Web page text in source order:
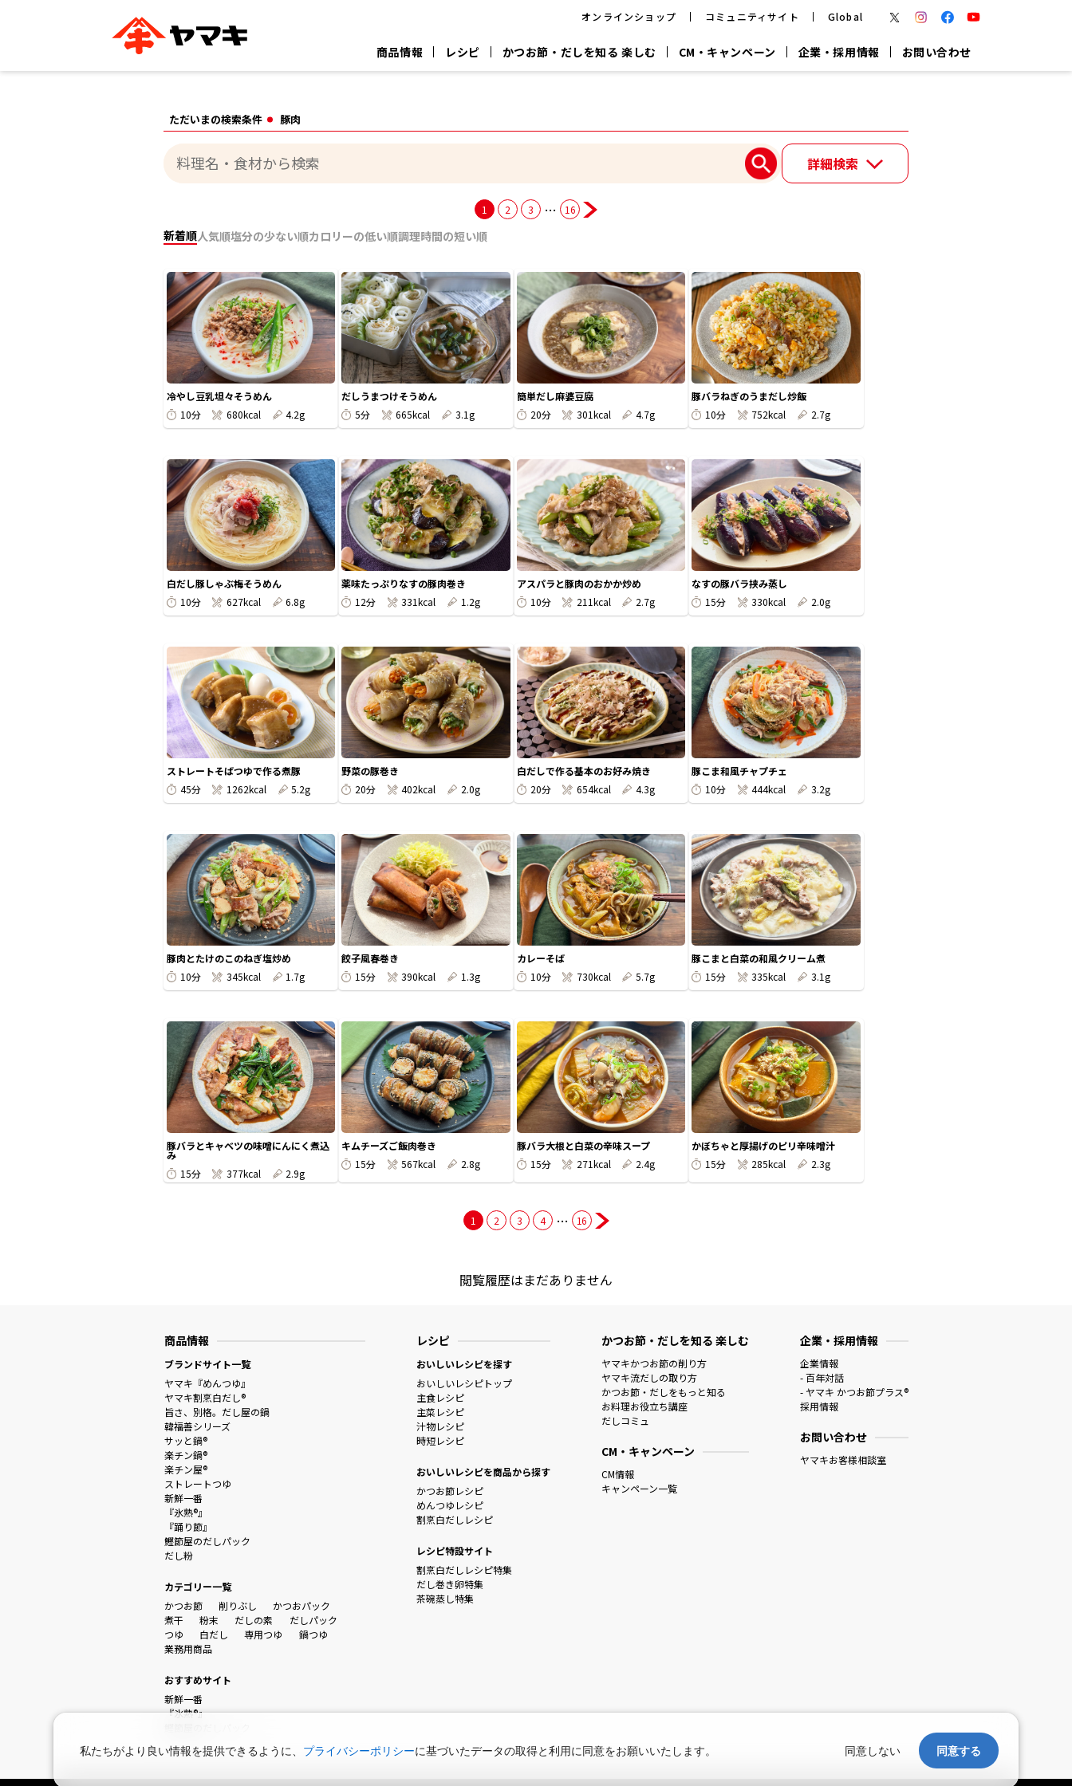
オンラインショップ コミュニティサイト Global
商品情報 レシピ かつお節・だしを知る 楽しむ CM・キャンペーン 企業・採用情報 お問い合わせ
ヤマキ
『めんつゆ』
割烹白だし®
だし屋の鍋
だし粉
カテゴリー別
かつお節 削りぶし かつおパック 煮干 粉末 だしの素 だしパック つゆ 白だし 専用調味料 鍋つゆ
おいしいレシピTOP
汁物レシピ
ヤマキの
割烹白だし
ジョブリターン制
ただいまの検索条件 豚肉
詳細検索
1 2 3 … 16
新着順人気順塩分の少ない順カロリーの低い順調理時間の短い順
冷やし豆乳坦々そうめん
10分
680kcal 4.2g
だしうまつけそうめん
5分
665kcal 3.1g
簡単だし麻婆豆腐
20分
301kcal 4.7g
豚バラねぎのうまだし炒飯
10分
752kcal 2.7g
白だし豚しゃぶ梅そうめん
10分
627kcal 6.8g
薬味たっぷりなすの豚肉巻き
12分
331kcal 1.2g
アスパラと豚肉のおかか炒め
10分
211kcal 2.7g
なすの豚バラ挟み蒸し
15分
330kcal 2.0g
ストレートそばつゆで作る煮豚
45分
1262kcal 5.2g
野菜の豚巻き
20分
402kcal 2.0g
白だしで作る基本のお好み焼き
20分
654kcal 4.3g
豚こま和風チャプチェ
10分
444kcal 3.2g
豚肉とたけのこのねぎ塩炒め
10分
345kcal 1.7g
餃子風春巻き
15分
390kcal 1.3g
カレーそば
10分
730kcal 5.7g
豚こまと白菜の和風クリーム煮
15分
335kcal 3.1g
豚バラとキャベツの味噌にんにく煮込
み
15分
377kcal 2.9g
キムチーズご飯肉巻き
15分
567kcal 2.8g
豚バラ大根と白菜の辛味スープ
15分
271kcal 2.4g
かぼちゃと厚揚げのピリ辛味噌汁
15分
285kcal 2.3g
1 2 3 4 … 16
閲覧履歴はまだありません
商品情報
ブランドサイト一覧
ヤマキ『めんつゆ』
ヤマキ割烹白だし®
旨さ、別格。だし屋の鍋
韓福善シリーズ
サッと鍋®
楽チン鍋®
楽チン屋®
ストレートつゆ
新鮮一番
『氷熟®』
『踊り節』
鰹節屋のだしパック
だし粉
カテゴリー一覧
かつお節
削りぶし
かつおパック
煮干
粉末 だしの素
だしパック
つゆ
白だし 専用つゆ
鍋つゆ
業務用商品
おすすめサイト
新鮮一番
『氷熟®』
レシピ
おいしいレシピを探す
おいしいレシピトップ
主食レシピ
主菜レシピ
汁物レシピ
時短レシピ
おいしいレシピを商品から探す
かつお節レシピ
めんつゆレシピ
割烹白だしレシピ
レシピ特設サイト
割烹白だしレシピ特集
だし巻き卵特集
茶碗蒸し特集
かつお節・だしを知る 楽しむ
ヤマキかつお節の削り方
ヤマキ流だしの取り方
かつお節・だしをもっと知る
お料理お役立ち講座
だしコミュ
CM・キャンペーン
CM情報
キャンペーン一覧
企業・採用情報
企業情報
- 百年対話
- ヤマキ かつお節プラス®
採用情報
お問い合わせ
ヤマキお客様相談室
私たちがより良い情報を提供できるように、 プライバシーポリシーに基づいたデータの取得と利用に同意をお願いいたします。 同意しない 同意する